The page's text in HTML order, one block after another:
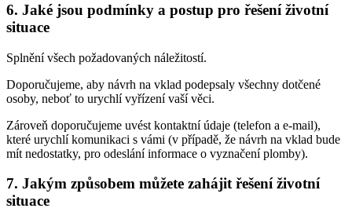
6. Jaké jsou podmínky a postup pro řešení životní
situace
Splnění všech požadovaných náležitostí.
Doporučujeme, aby návrh na vklad podepsaly všechny dotčené
osoby, neboť to urychlí vyřízení vaší věci.
Zároveň doporučujeme uvést kontaktní údaje (telefon a e-mail),
které urychlí komunikaci s vámi (v případě, že návrh na vklad bude
mít nedostatky, pro odeslání informace o vyznačení plomby).
7. Jakým způsobem můžete zahájit řešení životní
situace